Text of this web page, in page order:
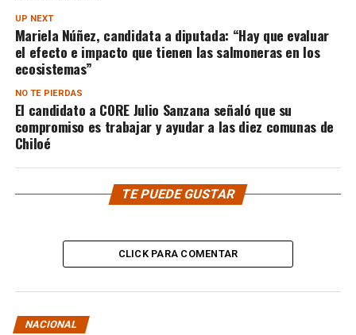
UP NEXT
Mariela Núñez, candidata a diputada: “Hay que evaluar
el efecto e impacto que tienen las salmoneras en los
ecosistemas”
NO TE PIERDAS
El candidato a CORE Julio Sanzana señaló que su
compromiso es trabajar y ayudar a las diez comunas de
Chiloé
TE PUEDE GUSTAR
CLICK PARA COMENTAR
NACIONAL